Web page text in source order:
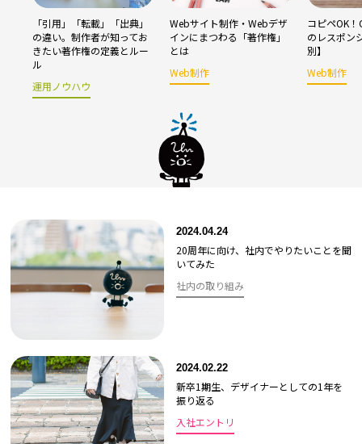
「引用」「転載」「出典」
の違い。制作者が知ってお
きたい著作権の定義とルー
ル
運用ノウハウ
Webサイト制作・Webデザ
インにまつわる「著作権」
とは
Web制作
コピペOK
のレスポン
別】
Web制作
2024.04.24
20周年に向け、社内でやりたいことを聞
いてみた
社内の取り組み
2024.02.22
新卒1期生、デザイナーとしての1年を
振り返る
入社エントリ